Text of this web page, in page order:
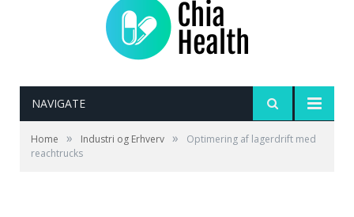
NAVIGATE
Home » Industri og Erhverv »
Optimering af lagerdrift med
reachtrucks